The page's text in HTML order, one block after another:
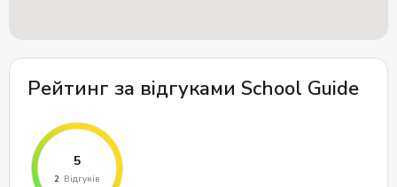
Рейтинг за відгуками School Guide